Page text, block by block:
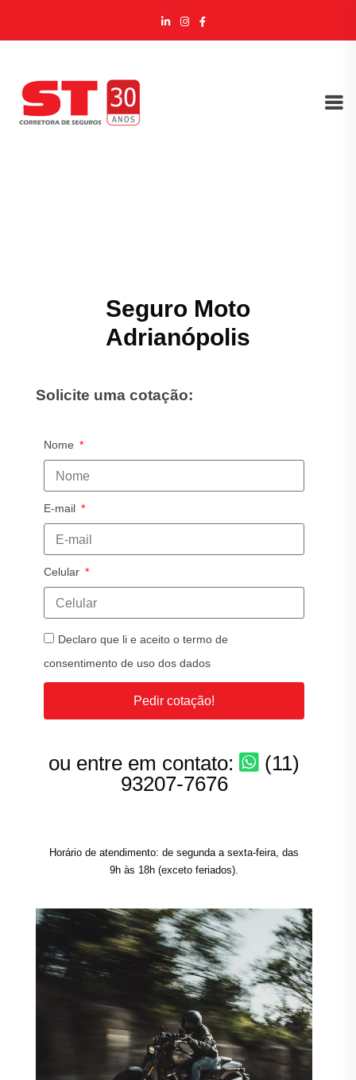
Seguro Moto
Adrianópolis
Solicite uma cotação:
Nome
E-mail
Celular
Declaro que li e aceito o termo de
consentimento de uso dos dados
Pedir cotação!
ou entre em contato:
(11)
93207-7676
Horário de atendimento: de segunda a sexta-feira, das
9h às 18h (exceto feriados).